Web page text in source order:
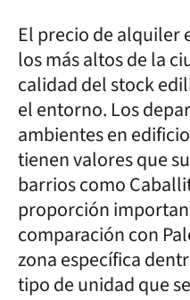
El precio de alquiler
los más altos de la
calidad del stock
el entorno. Los
ambientes en
tienen valores que
barrios como
proporción
comparación con
zona específica
tipo de unidad que